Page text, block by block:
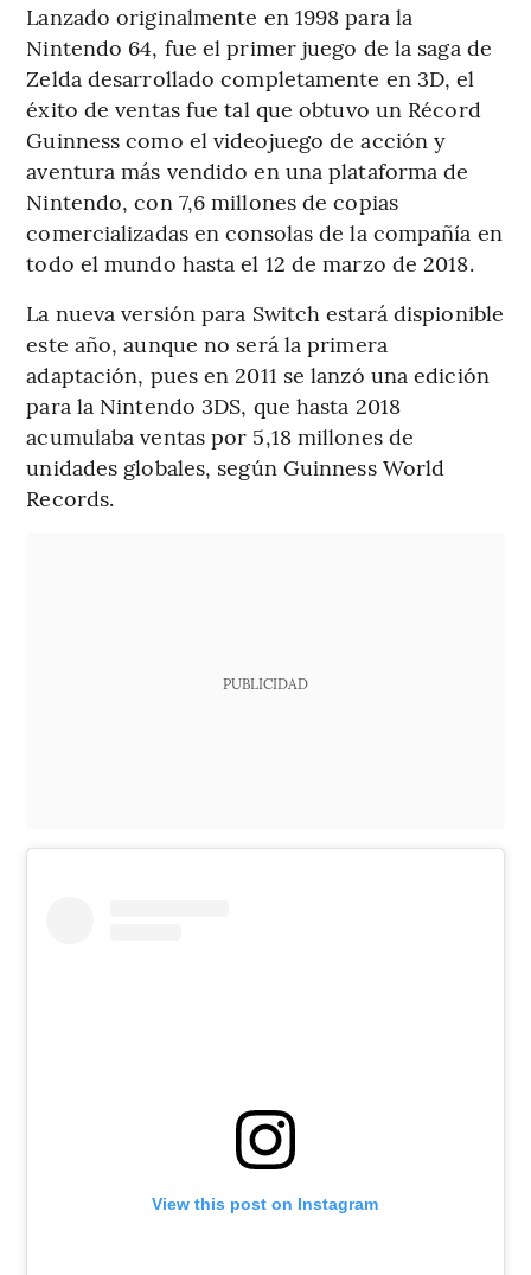
Lanzado originalmente en 1998 para la
Nintendo 64, fue el primer juego de la saga de
Zelda desarrollado completamente en 3D, el
éxito de ventas fue tal que obtuvo un Récord
Guinness como el videojuego de acción y
aventura más vendido en una plataforma de
Nintendo, con 7,6 millones de copias
comercializadas en consolas de la compañía en
todo el mundo hasta el 12 de marzo de 2018.
La nueva versión para Switch estará dispionible
este año, aunque no será la primera
adaptación, pues en 2011 se lanzó una edición
para la Nintendo 3DS, que hasta 2018
acumulaba ventas por 5,18 millones de
unidades globales, según Guinness World
Records.
PUBLICIDAD
View this post on Instagram